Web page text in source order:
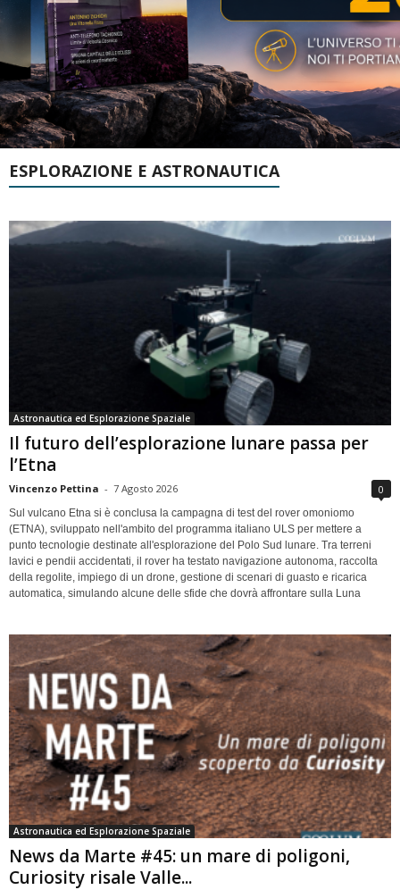
ESPLORAZIONE E ASTRONAUTICA
Astronautica ed Esplorazione Spaziale
Il futuro dell’esplorazione lunare passa per
l’Etna
Vincenzo Pettina - 7 Agosto 2026 0
Sul vulcano Etna si è conclusa la campagna di test del rover omoniomo
(ETNA), sviluppato nell'ambito del programma italiano ULS per mettere a
punto tecnologie destinate all'esplorazione del Polo Sud lunare. Tra terreni
lavici e pendii accidentati, il rover ha testato navigazione autonoma, raccolta
della regolite, impiego di un drone, gestione di scenari di guasto e ricarica
automatica, simulando alcune delle sfide che dovrà affrontare sulla Luna
Astronautica ed Esplorazione Spaziale
News da Marte #45: un mare di poligoni,
Curiosity risale Valle...